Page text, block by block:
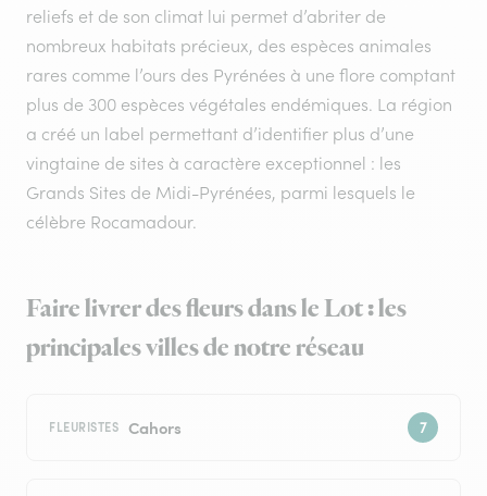
reliefs et de son climat lui permet d’abriter de
nombreux habitats précieux, des espèces animales
rares comme l’ours des Pyrénées à une flore comptant
plus de 300 espèces végétales endémiques. La région
a créé un label permettant d’identifier plus d’une
vingtaine de sites à caractère exceptionnel : les
Grands Sites de Midi-Pyrénées, parmi lesquels le
célèbre Rocamadour.
Faire livrer des fleurs dans le Lot : les
principales villes de notre réseau
FLEURISTES Cahors